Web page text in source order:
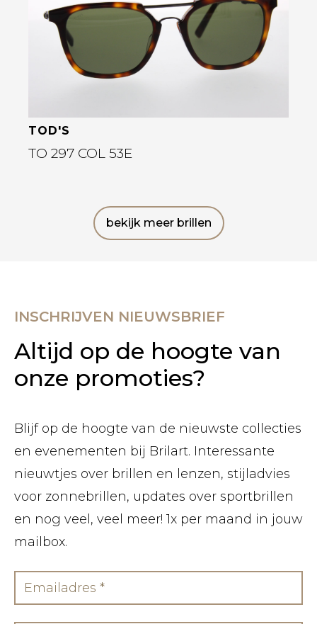
TOD'S
TO 297 COL 53E
bekijk meer brillen
INSCHRIJVEN NIEUWSBRIEF
Altijd op de hoogte van
onze promoties?
Blijf op de hoogte van de nieuwste collecties
en evenementen bij Brilart. Interessante
nieuwtjes over brillen en lenzen, stijladvies
voor zonnebrillen, updates over sportbrillen
en nog veel, veel meer! 1x per maand in jouw
mailbox.